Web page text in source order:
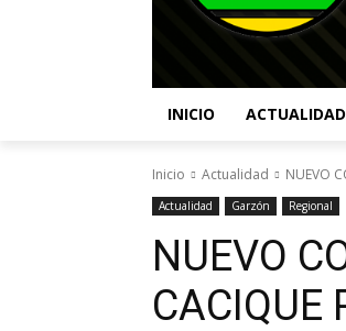
INICIO ACTUALIDAD
Inicio Actualidad NUEVO
Actualidad Garzón Regional
NUEVO
CACIQUE